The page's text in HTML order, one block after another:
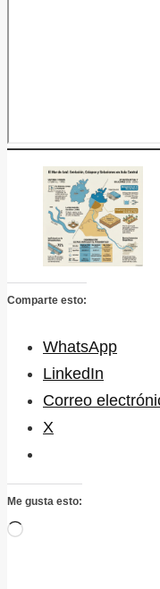
Comparte esto:
WhatsApp
LinkedIn
Correo
X
Me gusta esto:
Cargando...